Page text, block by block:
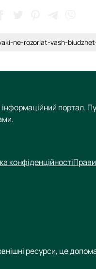
ne-rozoriat-vash-
портал.
конфіденційності
ресурси, це